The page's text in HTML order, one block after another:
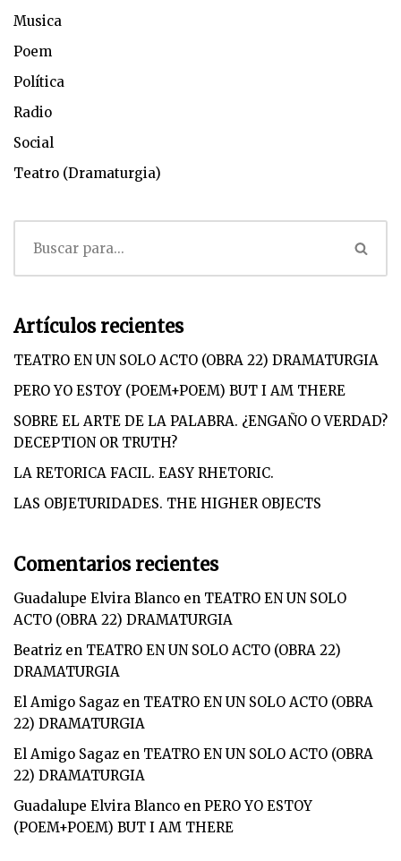
Musica
Poem
Política
Radio
Social
Teatro (Dramaturgia)
Artículos recientes
TEATRO EN UN SOLO ACTO (OBRA 22) DRAMATURGIA
PERO YO ESTOY (POEM+POEM) BUT I AM THERE
SOBRE EL ARTE DE LA PALABRA. ¿ENGAÑO O VERDAD?
DECEPTION OR TRUTH?
LA RETORICA FACIL. EASY RHETORIC.
LAS OBJETURIDADES. THE HIGHER OBJECTS
Comentarios recientes
Guadalupe Elvira Blanco en TEATRO EN UN SOLO
ACTO (OBRA 22) DRAMATURGIA
Beatriz en TEATRO EN UN SOLO ACTO (OBRA 22)
DRAMATURGIA
El Amigo Sagaz en TEATRO EN UN SOLO ACTO (OBRA
22) DRAMATURGIA
El Amigo Sagaz en TEATRO EN UN SOLO ACTO (OBRA
22) DRAMATURGIA
Guadalupe Elvira Blanco en PERO YO ESTOY
(POEM+POEM) BUT I AM THERE